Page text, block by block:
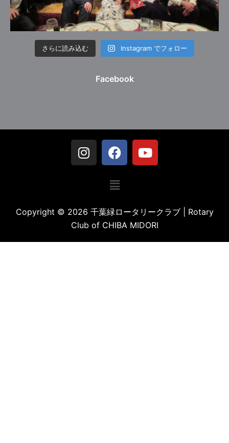
さらに読み込む Instagram でフォロー
Facebook
Copyright © 2026 千葉緑ロータリークラブ | Rotary
Club of CHIBA MIDORI